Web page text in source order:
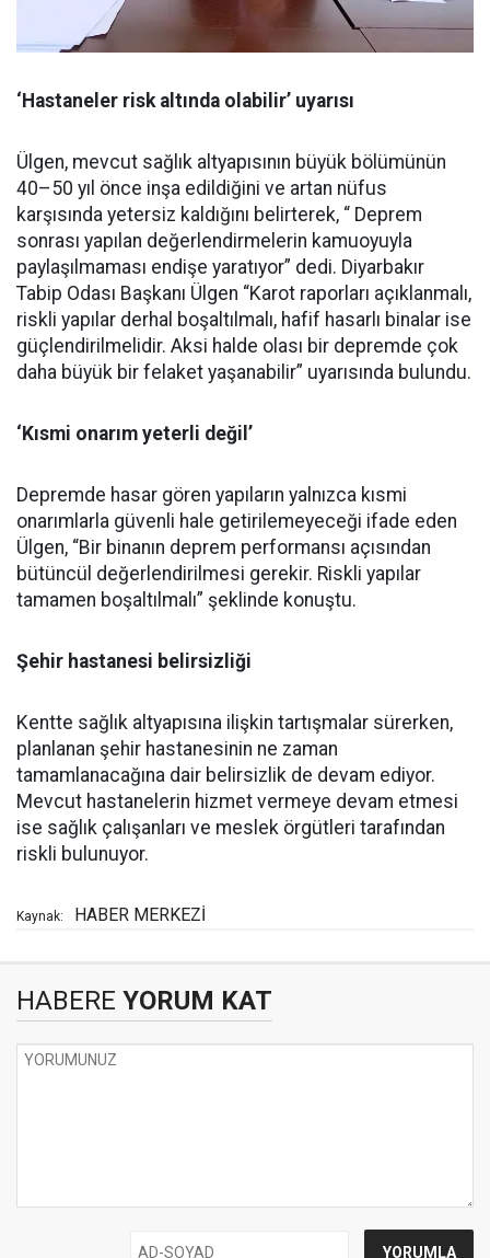
‘Hastaneler risk altında olabilir’ uyarısı
Ülgen, mevcut sağlık altyapısının büyük bölümünün
40–50 yıl önce inşa edildiğini ve artan nüfus
karşısında yetersiz kaldığını belirterek, “ Deprem
sonrası yapılan değerlendirmelerin kamuoyuyla
paylaşılmaması endişe yaratıyor” dedi. Diyarbakır
Tabip Odası Başkanı Ülgen “Karot raporları açıklanmalı,
riskli yapılar derhal boşaltılmalı, hafif hasarlı binalar ise
güçlendirilmelidir. Aksi halde olası bir depremde çok
daha büyük bir felaket yaşanabilir” uyarısında bulundu.
‘Kısmi onarım yeterli değil’
Depremde hasar gören yapıların yalnızca kısmi
onarımlarla güvenli hale getirilemeyeceği ifade eden
Ülgen, “Bir binanın deprem performansı açısından
bütüncül değerlendirilmesi gerekir. Riskli yapılar
tamamen boşaltılmalı” şeklinde konuştu.
Şehir hastanesi belirsizliği
Kentte sağlık altyapısına ilişkin tartışmalar sürerken,
planlanan şehir hastanesinin ne zaman
tamamlanacağına dair belirsizlik de devam ediyor.
Mevcut hastanelerin hizmet vermeye devam etmesi
ise sağlık çalışanları ve meslek örgütleri tarafından
riskli bulunuyor.
Kaynak: HABER MERKEZİ
HABERE YORUM KAT